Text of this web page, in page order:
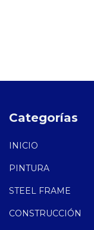
Categorías
INICIO
PINTURA
STEEL FRAME
CONSTRUCCIÓN